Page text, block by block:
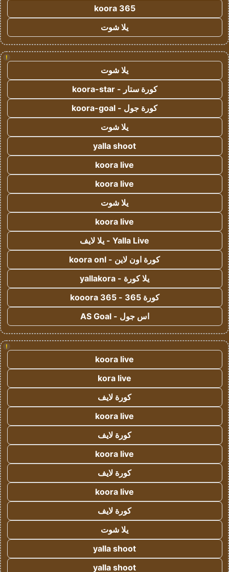
koora 365
يلا شوت
!
يلا شوت
كورة ستار - koora-star
كورة جول - koora-goal
يلا شوت
yalla shoot
koora live
koora live
يلا شوت
koora live
Yalla Live - يلا لايف
كورة اون لاين - koora onl
يلا كورة - yallakora
كورة 365 - kooora 365
اس جول - AS Goal
!
koora live
kora live
كورة لايف
koora live
كورة لايف
koora live
كورة لايف
koora live
كورة لايف
يلا شوت
yalla shoot
yalla shoot